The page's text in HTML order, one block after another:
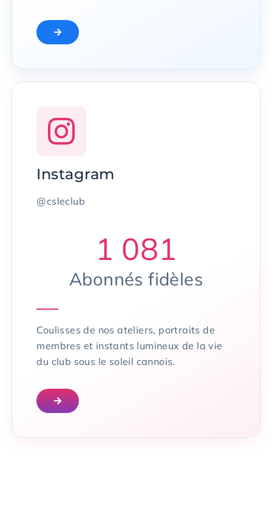
Instagram
@csleclub
1 081
Abonnés fidèles
Coulisses de nos ateliers, portraits de
membres et instants lumineux de la vie
du club sous le soleil cannois.